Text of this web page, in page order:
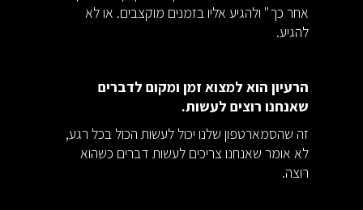
אחר כך" ולהגיע אליו בזמנים מוקצבים. או לא
להגיע.
הרעיון הוא למצוא זמן ומקום לדברים
שאנחנו רוצים לעשות.
זה שהסמארטפון שלנו יכול לעשות הכול בכל רגע,
לא אומר שאנחנו צריכים לעשות דברים כשהוא
רוצה.